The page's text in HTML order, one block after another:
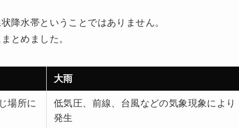
降水帯ということではありません。
とめました。
大雨
場所に
低気圧、前線、台風などの気象現象により
発生